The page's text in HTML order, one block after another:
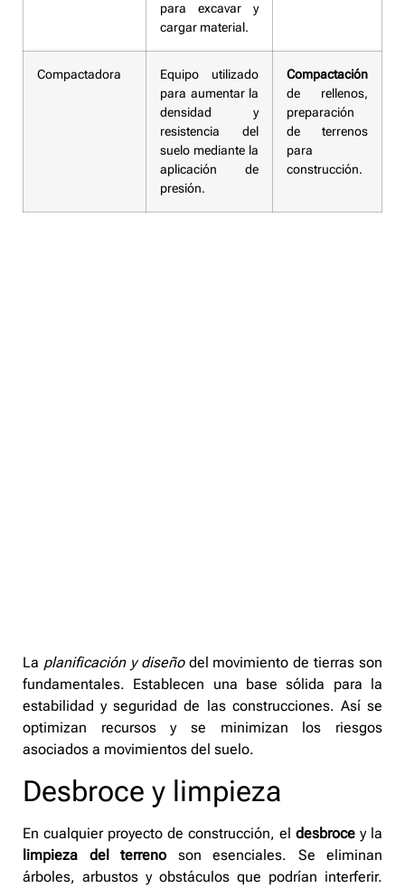
para excavar y
cargar material.
Compactadora
Equipo utilizado
para aumentar la
densidad y
resistencia del
suelo mediante la
aplicación de
presión.
Compactación
de rellenos,
preparación
de terrenos
para
construcción.
La planificación y diseñodel movimiento de tierras son
fundamentales. Establecen una base sólida para la
estabilidad y seguridad de las construcciones. Así se
optimizan recursos y se minimizan los riesgos
asociados a movimientos del suelo.
Desbroce y limpieza
En cualquier proyecto de construcción, el desbroce y la
limpieza del terreno son esenciales. Se eliminan
árboles, arbustos y obstáculos que podrían interferir.